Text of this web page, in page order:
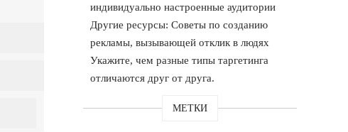
индивидуально настроенные аудитории
Другие ресурсы: Советы по созданию
рекламы, вызывающей отклик в людях
Укажите, чем разные типы таргетинга
отличаются друг от друга.
МЕТКИ